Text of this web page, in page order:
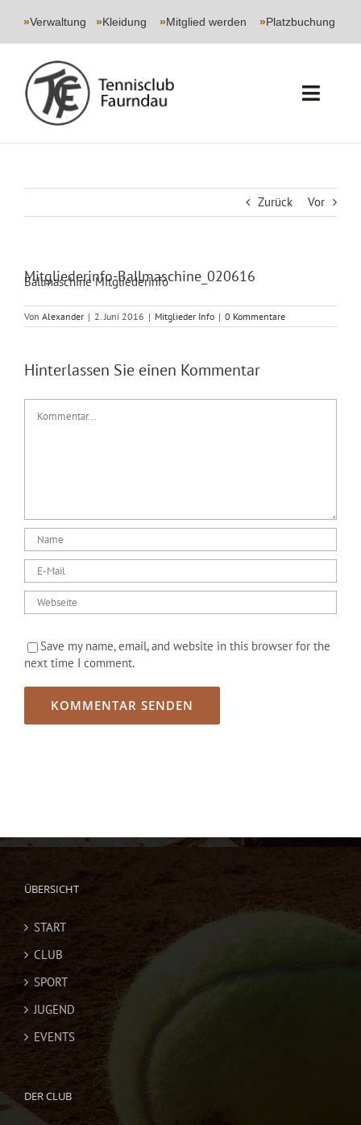
»Verwaltung »Kleidung »Mitglied werden »Platzbuchung
JUGEND
EVENTS
NEWS
Zurück Vor
Mitgliederinfo-Ballmaschine_020616
Ballmaschine Mitgliederinfo
Von Alexander | 2. Juni 2016 | Mitglieder Info | 0 Kommentare
Hinterlassen Sie einen Kommentar
Save my name, email, and website in this browser for the
next time I comment.
ÜBERSICHT
START
CLUB
SPORT
JUGEND
EVENTS
DER CLUB